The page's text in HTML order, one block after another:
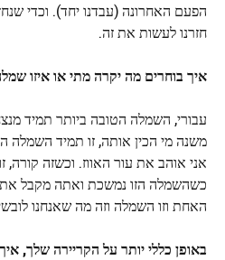
הפעם האחרונה (עבדנו יחד). וכדי
חזרנו לעשות את זה.
איך בוחרים מה יקרה מתי או איזו
עבורי, השמלה הטובה ביותר תמיד
משנה מי הכין אותה, זו תמיד השמלה
אני אוהב את עור האווז. וכשזה קורה,
כשהשמלה הזו נמשכת ואתה מקבל את
האחת וזו השמלה וזה מה שאנחנו
באופן כללי יותר על הקריירה שלך,